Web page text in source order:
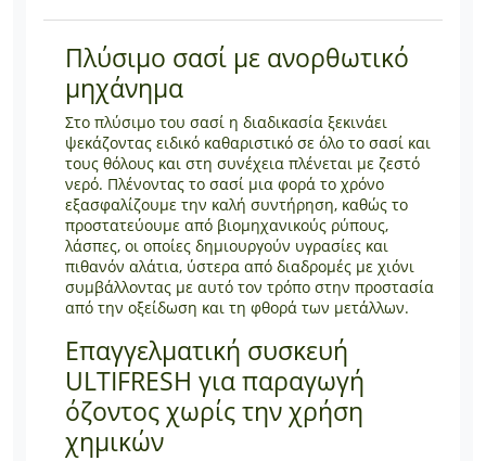
Πλύσιμο σασί με ανορθωτικό
μηχάνημα
Στο πλύσιμο του σασί η διαδικασία ξεκινάει
ψεκάζοντας ειδικό καθαριστικό σε όλο το σασί και
τους θόλους και στη συνέχεια πλένεται με ζεστό
νερό. Πλένοντας το σασί μια φορά το χρόνο
εξασφαλίζουμε την καλή συντήρηση, καθώς το
προστατεύουμε από βιομηχανικούς ρύπους,
λάσπες, οι οποίες δημιουργούν υγρασίες και
πιθανόν αλάτια, ύστερα από διαδρομές με χιόνι
συμβάλλοντας με αυτό τον τρόπο στην προστασία
από την οξείδωση και τη φθορά των μετάλλων.
Επαγγελματική συσκευή
ULTIFRESH για παραγωγή
όζοντος χωρίς την χρήση
χημικών